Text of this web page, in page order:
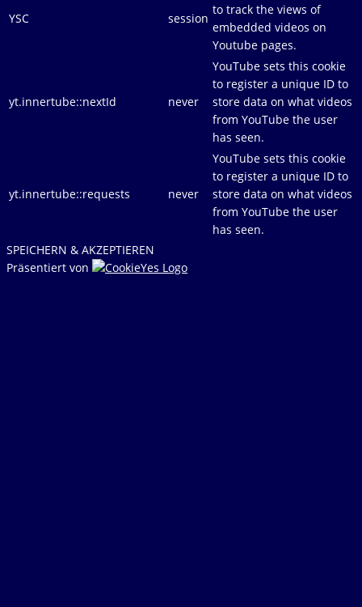
YSC session
to track the views of
embedded videos on
Youtube pages.
yt.innertube::nextId never
YouTube sets this cookie
to register a unique ID to
store data on what videos
from YouTube the user
has seen.
yt.innertube::requests never
YouTube sets this cookie
to register a unique ID to
store data on what videos
from YouTube the user
has seen.
SPEICHERN & AKZEPTIEREN
Präsentiert von